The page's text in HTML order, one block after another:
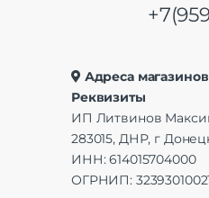
Адреса магазинов
Реквизиты
ИП Литвинов
283015, ДНР, г
ИНН: 614015704000
ОГРНИП: